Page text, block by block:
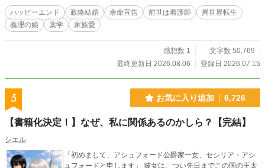
ハッピーエンド 政略結婚 余命宣告 前世は看護師
異世界転生
義理の娘
薬学 家族愛
感想数 1
文字数 50,769
最終更新日 2026.08.06
登録日 2026.07.15
5 お気に入り追加 6,726
【書籍化決定！】なぜ、私に関係あるのかしら？【完結】
シエル
「初めまして、アシュフォード公爵家一女、セシリア・アシ
ュフォードと申します」 彼女は、つい先日までこの国の王太